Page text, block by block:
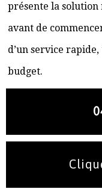
présente la solution
avant de
d’un service
budget.